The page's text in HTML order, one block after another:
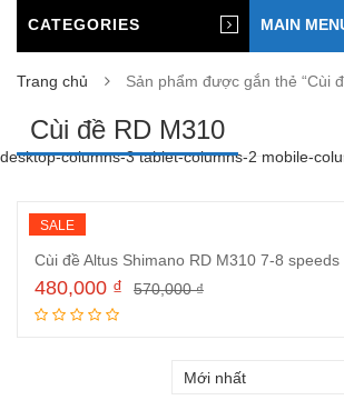
CATEGORIES MAIN
Trang chủ Sản phẩm được gắn thẻ “Cùi
Cùi đề RD M310
desktop-columns-3 tablet-columns-2 mobile-
SALE
Cùi đề Altus Shimano RD M310 7-8 speeds
570,000₫
480,000 ₫